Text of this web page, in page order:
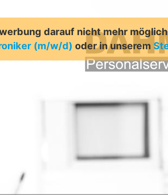
darauf nicht mehr
(m/w/d) oder in unserem